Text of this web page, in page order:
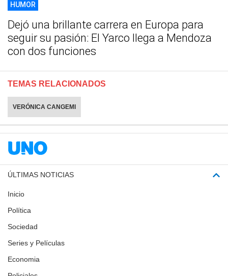
HUMOR
Dejó una brillante carrera en Europa para
seguir su pasión: El Yarco llega a Mendoza
con dos funciones
TEMAS RELACIONADOS
VERÓNICA CANGEMI
ÚLTIMAS NOTICIAS
Inicio
Política
Sociedad
Series y Películas
Economia